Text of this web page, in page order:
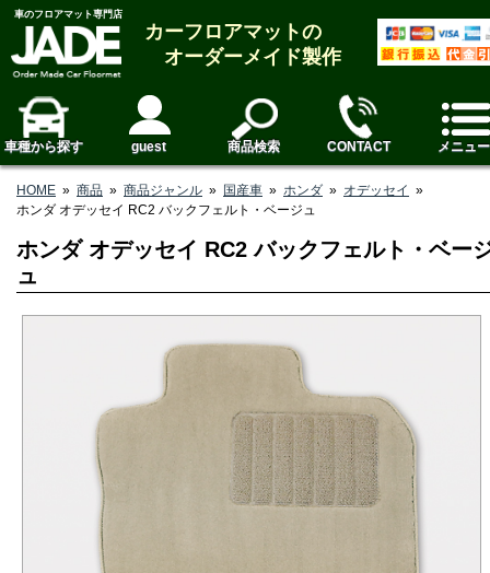
車のフロアマット専門店
カーフロアマットの
オーダーメイド製作
車種から探す guest 商品検索 CONTACT メニュー
HOME » 商品 » 商品ジャンル » 国産車 » ホンダ » オデッセイ »
ホンダ オデッセイ RC2 バックフェルト・ベージュ
ホンダ オデッセイ RC2 バックフェルト・ベー
ュ